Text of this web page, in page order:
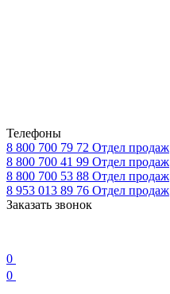
Телефоны
8 800 700 79 72 Отдел продаж
8 800 700 41 99 Отдел продаж
8 800 700 53 88 Отдел продаж
8 953 013 89 76 Отдел продаж
Заказать звонок
0
0